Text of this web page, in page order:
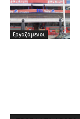
Εργαζόμενοι